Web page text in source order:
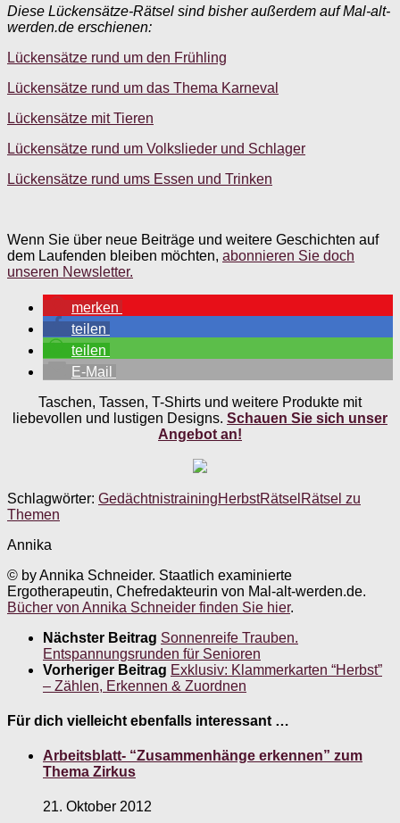
Diese Lückensätze-Rätsel sind bisher außerdem auf Mal-alt-
werden.de erschienen:
Lückensätze rund um den Frühling
Lückensätze rund um das Thema Karneval
Lückensätze mit Tieren
Lückensätze rund um Volkslieder und Schlager
Lückensätze rund ums Essen und Trinken
Wenn Sie über neue Beiträge und weitere Geschichten auf
dem Laufenden bleiben möchten, abonnieren Sie doch
unseren Newsletter.
merken
teilen
teilen
E-Mail
Taschen, Tassen, T-Shirts und weitere Produkte mit
liebevollen und lustigen Designs. Schauen Sie sich unser
Angebot an!
Schlagwörter: GedächtnistrainingHerbstRätsel Rätsel zu
Themen
Annika
© by Annika Schneider. Staatlich examinierte
Ergotherapeutin, Chefredakteurin von Mal-alt-werden.de.
Bücher von Annika Schneider finden Sie hier.
Nächster Beitrag Sonnenreife Trauben.
Entspannungsrunden für Senioren
Vorheriger Beitrag Exklusiv: Klammerkarten “Herbst”
– Zählen, Erkennen & Zuordnen
Für dich vielleicht ebenfalls interessant …
Arbeitsblatt- “Zusammenhänge erkennen” zum
Thema Zirkus
21. Oktober 2012